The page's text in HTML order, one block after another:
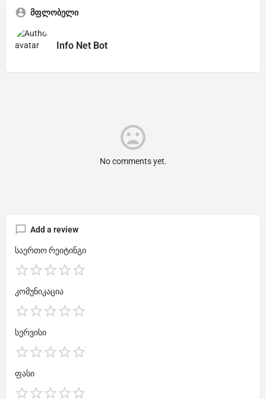
მფლობელი
Info Net Bot
No comments yet.
Add a review
საერთო რეიტინგი
კომუნიკაცია
სერვისი
ფასი